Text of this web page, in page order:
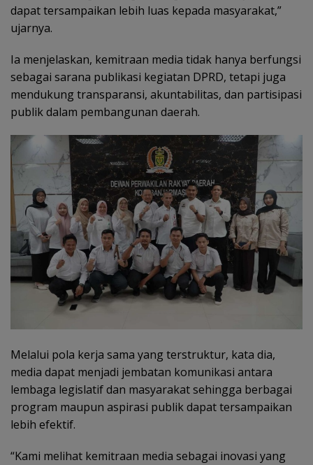
dapat tersampaikan lebih luas kepada masyarakat,”
ujarnya.
Ia menjelaskan, kemitraan media tidak hanya berfungsi
sebagai sarana publikasi kegiatan DPRD, tetapi juga
mendukung transparansi, akuntabilitas, dan partisipasi
publik dalam pembangunan daerah.
Melalui pola kerja sama yang terstruktur, kata dia,
media dapat menjadi jembatan komunikasi antara
lembaga legislatif dan masyarakat sehingga berbagai
program maupun aspirasi publik dapat tersampaikan
lebih efektif.
“Kami melihat kemitraan media sebagai inovasi yang